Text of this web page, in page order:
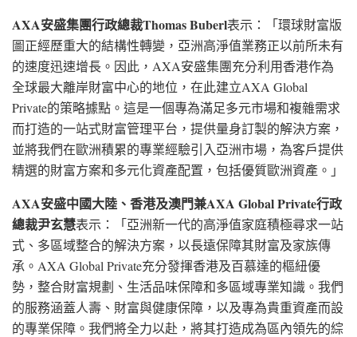
AXA安盛集團行政總裁Thomas Buberl表示：「環球財富版
圖正經歷重大的結構性轉變，亞洲高淨值業務正以前所未有
的速度迅速增長。因此，AXA安盛集團充分利用香港作為
全球最大離岸財富中心的地位，在此建立AXA Global
Private的策略據點。這是一個專為滿足多元市場和複雜需求
而打造的一站式財富管理平台，提供量身訂製的解決方案，
並將我們在歐洲積累的專業經驗引入亞洲市場，為客戶提供
精選的財富方案和多元化資產配置，包括優質歐洲資產。」
AXA安盛中國大陸、香港及澳門兼AXA Global Private行政
總裁尹玄慧表示：「亞洲新一代的高淨值家庭積極尋求一站
式、多區域整合的解決方案，以長遠保障其財富及家族傳
承。AXA Global Private充分發揮香港及百慕達的樞紐優
勢，整合財富規劃、生活品味保障和多區域專業知識。我們
的服務涵蓋人壽、財富與健康保障，以及專為貴重資產而設
的專業保障。我們將全力以赴，將其打造成為區內領先的綜